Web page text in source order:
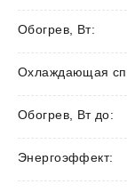
Обогрев, Вт:
Охлаждающая
Обогрев, Вт до:
Энергоэффект: